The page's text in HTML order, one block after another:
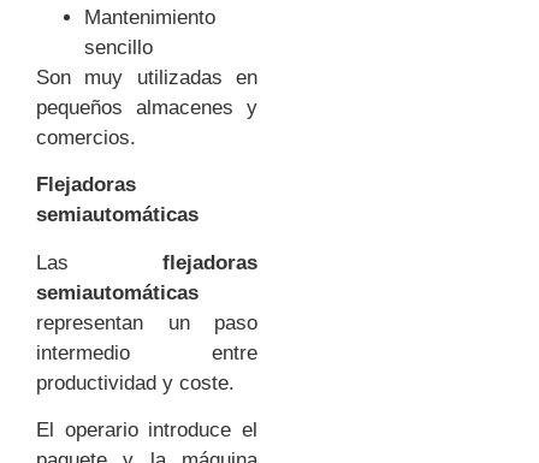
Mantenimiento
sencillo
Son muy utilizadas en
pequeños almacenes y
comercios.
Flejadoras
semiautomáticas
Las flejadoras
semiautomáticas
representan un paso
intermedio entre
productividad y coste.
El operario introduce el